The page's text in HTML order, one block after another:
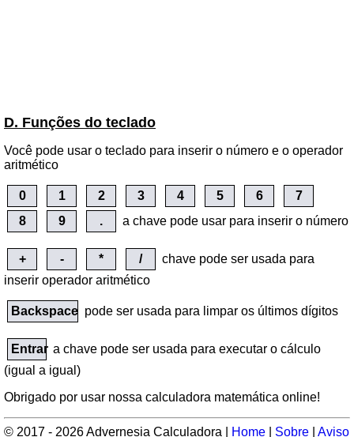
D. Funções do teclado
Você pode usar o teclado para inserir o número e o operador
aritmético
0 1 2 3 4 5 6
7
8
9 . a chave pode usar para inserir o número
+ - * /
chave pode ser usada para
inserir operador aritmético
Backspace pode ser usada para limpar os últimos dígitos
Entrar a chave pode ser usada para executar o cálculo
(igual a igual)
Obrigado por usar nossa calculadora matemática online!
© 2017 - 2026 Advernesia Calculadora | Home Sobre Aviso